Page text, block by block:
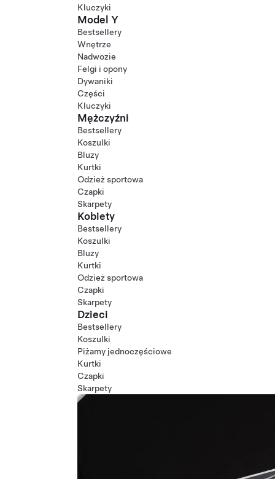
Kluczyki
Model Y
Bestsellery
Wnętrze
Nadwozie
Felgi i opony
Dywaniki
Części
Kluczyki
Mężczyźni
Bestsellery
Koszulki
Bluzy
Kurtki
Odzież sportowa
Czapki
Skarpety
Kobiety
Bestsellery
Koszulki
Bluzy
Kurtki
Odzież sportowa
Czapki
Skarpety
Dzieci
Bestsellery
Koszulki
Piżamy jednoczęściowe
Kurtki
Czapki
Skarpety